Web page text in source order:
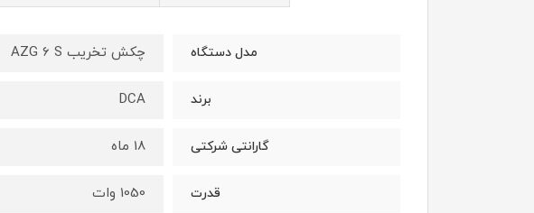
مدل دستگاه چکش تخریب AZG 6 S
برند DCA
گارانتی شرکتی 18 ماه
قدرت 1050 وات